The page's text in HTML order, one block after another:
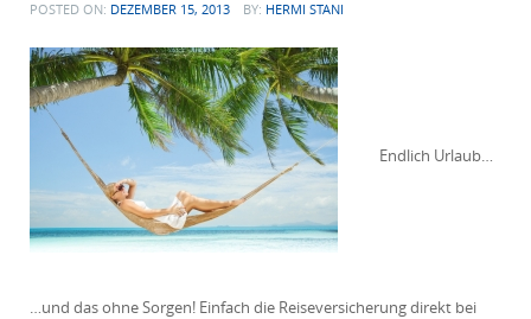
POSTED ON: DEZEMBER 15, 2013 BY: HERMI STANI
Endlich Urlaub…
…und das ohne Sorgen! Einfach die Reiseversicherung direkt bei